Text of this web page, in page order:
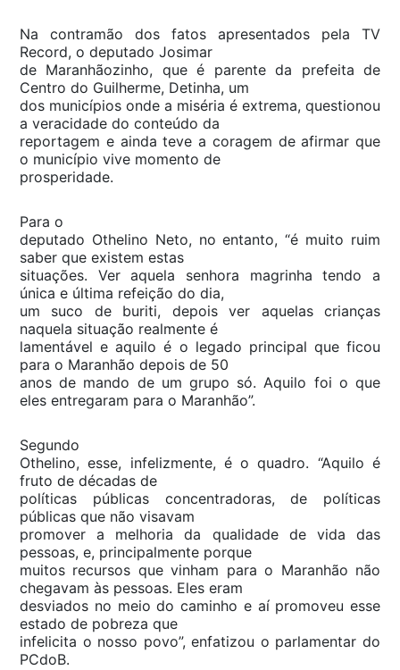
Na contramão dos fatos apresentados pela TV
Record, o deputado Josimar
de Maranhãozinho, que é parente da prefeita de
Centro do Guilherme, Detinha, um
dos municípios onde a miséria é extrema, questionou
a veracidade do conteúdo da
reportagem e ainda teve a coragem de afirmar que
o município vive momento de
prosperidade.
Para o
deputado Othelino Neto, no entanto, “é muito ruim
saber que existem estas
situações. Ver aquela senhora magrinha tendo a
única e última refeição do dia,
um suco de buriti, depois ver aquelas crianças
naquela situação realmente é
lamentável e aquilo é o legado principal que ficou
para o Maranhão depois de 50
anos de mando de um grupo só. Aquilo foi o que
eles entregaram para o Maranhão”.
Segundo
Othelino, esse, infelizmente, é o quadro. “Aquilo é
fruto de décadas de
políticas públicas concentradoras, de políticas
públicas que não visavam
promover a melhoria da qualidade de vida das
pessoas, e, principalmente porque
muitos recursos que vinham para o Maranhão não
chegavam às pessoas. Eles eram
desviados no meio do caminho e aí promoveu esse
estado de pobreza que
infelicita o nosso povo”, enfatizou o parlamentar do
PCdoB.